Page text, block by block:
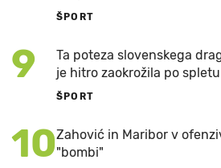
ŠPORT
9
Ta poteza slovenskega
je hitro zaokrožila po spletu
ŠPORT
10Zahović in Maribor v
"bombi"